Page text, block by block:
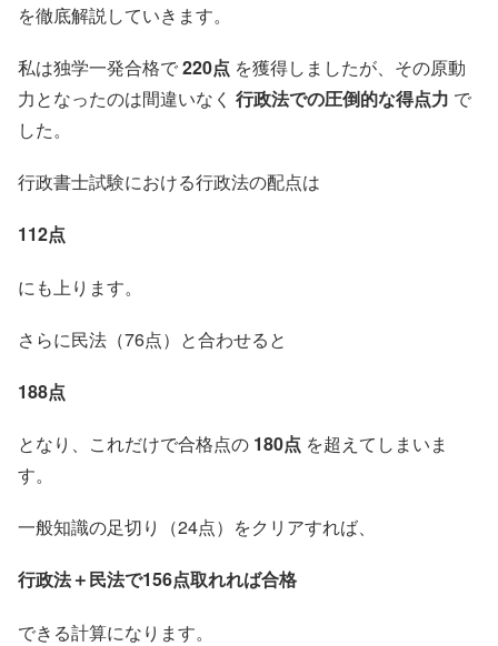
を徹底解説していきます。
私は独学一発合格で220点 を獲得しましたが、その原動
力となったのは間違いなく 行政法での圧倒的な得点力 で
した。
行政書士試験における行政法の配点は
112点
にも上ります。
さらに民法（76点）と合わせると
188点
となり、これだけで合格点の 180点 を超えてしまいま
す。
一般知識の足切り（24点）をクリアすれば、
行政法＋民法で156点取れれば合格
できる計算になります。